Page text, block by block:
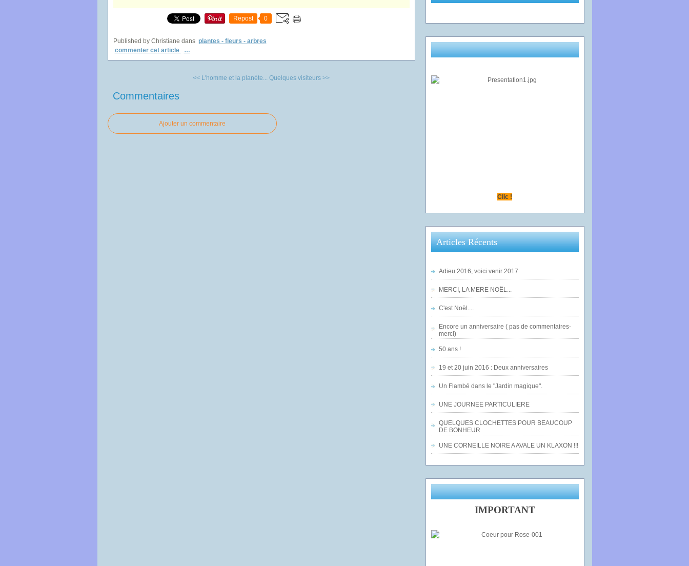
Repost 0
Published by Christiane dans plantes - fleurs - arbres
commenter cet article
…
<< L'homme et la planète... Quelques visiteurs >>
Commentaires
Ajouter un commentaire
Clic !
Articles Récents
Adieu 2016, voici venir 2017
MERCI, LA MERE NOËL...
C'est Noël....
Encore un anniversaire ( pas de commentaires-
merci)
50 ans !
19 et 20 juin 2016 : Deux anniversaires
Un Flambé dans le "Jardin magique".
UNE JOURNEE PARTICULIERE
QUELQUES CLOCHETTES POUR BEAUCOUP
DE BONHEUR
UNE CORNEILLE NOIRE A AVALE UN KLAXON !!!
IMPORTANT